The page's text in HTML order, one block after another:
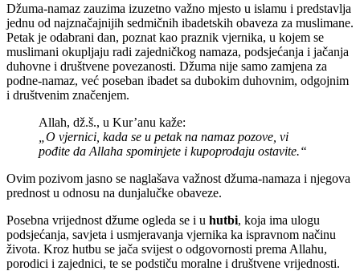
Džuma-namaz zauzima izuzetno važno mjesto u islamu i predstavlja
jednu od najznačajnijih sedmičnih ibadetskih obaveza za muslimane.
Petak je odabrani dan, poznat kao praznik vjernika, u kojem se
muslimani okupljaju radi zajedničkog namaza, podsjećanja i jačanja
duhovne i društvene povezanosti. Džuma nije samo zamjena za
podne-namaz, već poseban ibadet sa dubokim duhovnim, odgojnim
i društvenim značenjem.
Allah, dž.š., u Kur’anu kaže:
„O vjernici, kada se u petak na namaz pozove, vi
pođite da Allaha spominjete i kupoprodaju ostavite.“
Ovim pozivom jasno se naglašava važnost džuma-namaza i njegova
prednost u odnosu na dunjalučke obaveze.
Posebna vrijednost džume ogleda se i u hutbi, koja ima ulogu
podsjećanja, savjeta i usmjeravanja vjernika ka ispravnom načinu
života. Kroz hutbu se jača svijest o odgovornosti prema Allahu,
porodici i zajednici, te se podstiču moralne i društvene vrijednosti.